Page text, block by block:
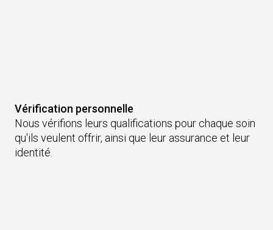
Vérification personnelle
Nous vérifions leurs qualifications pour chaque soin
qu'ils veulent offrir, ainsi que leur assurance et leur
identité.